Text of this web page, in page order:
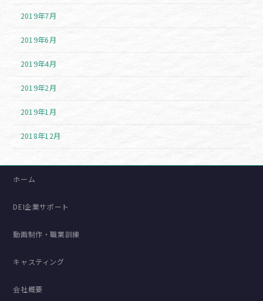
2019年7月
2019年6月
2019年4月
2019年2月
2019年1月
2018年12月
ホーム
DEI企業サポート
動画制作・職業訓練
キャスティング
会社概要